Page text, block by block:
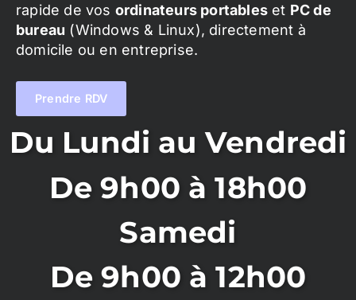
rapide de vos ordinateurs portables et PC de
bureau (Windows & Linux), directement à
domicile ou en entreprise.
Prendre RDV
Du Lundi au Vendredi
De 9h00 à 18h00
Samedi
De 9h00 à 12h00